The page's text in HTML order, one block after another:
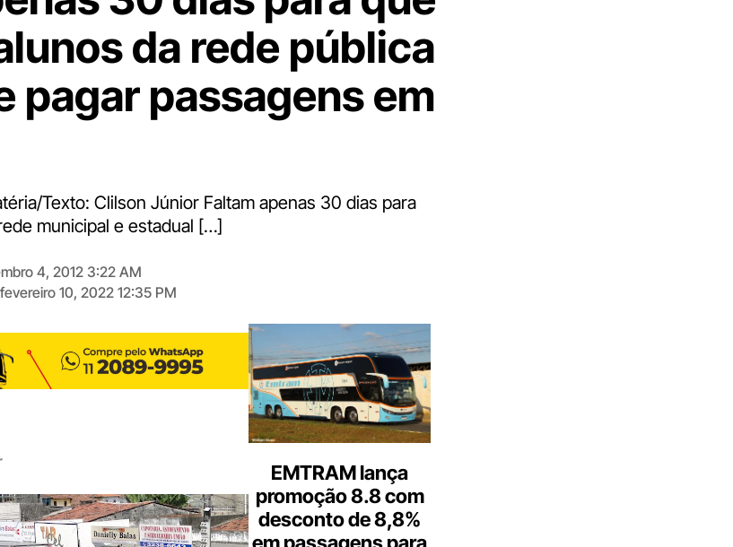
da rede pública
pagar passagens em
Texto: Clilson Júnior Faltam apenas 30 dias para
municipal e estadual […]
4, 2012 3:22 AM
fevereiro 10, 2022 12:35 PM
EMTRAM lança
promoção 8.8 com
desconto de 8,8%
em passagens para
Digite
aqui
o
seu
e-
mail